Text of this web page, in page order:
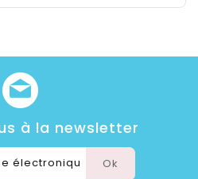
à la newsletter